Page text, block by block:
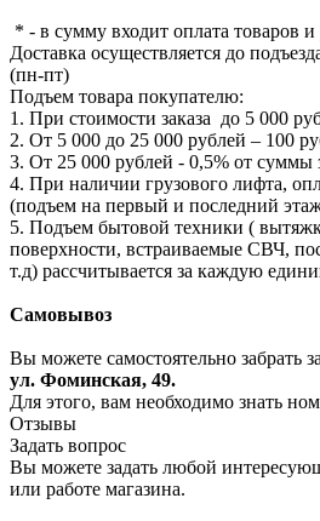
* - в сумму входит оплата товаров и
Доставка осуществляется до
(пн-пт)
Подъем товара покупателю:
1. При стоимости заказа до 5 000
2. От 5 000 до 25 000 рублей – 100
3. От 25 000 рублей - 0,5% от суммы
4. При наличии грузового лифта,
(подъем на первый и последний
5. Подъем бытовой техники (
поверхности, встраиваемые СВЧ,
т.д) рассчитывается за каждую
Самовывоз
Вы можете самостоятельно забрать
ул. Фоминская, 49.
Для этого, вам необходимо знать
Отзывы
Задать вопрос
Вы можете задать любой
или работе магазина.